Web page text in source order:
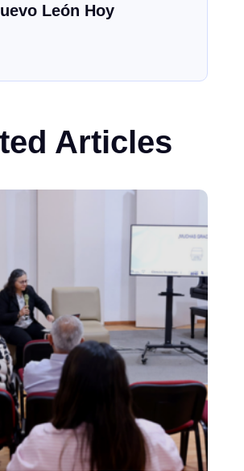
León Hoy
Articles